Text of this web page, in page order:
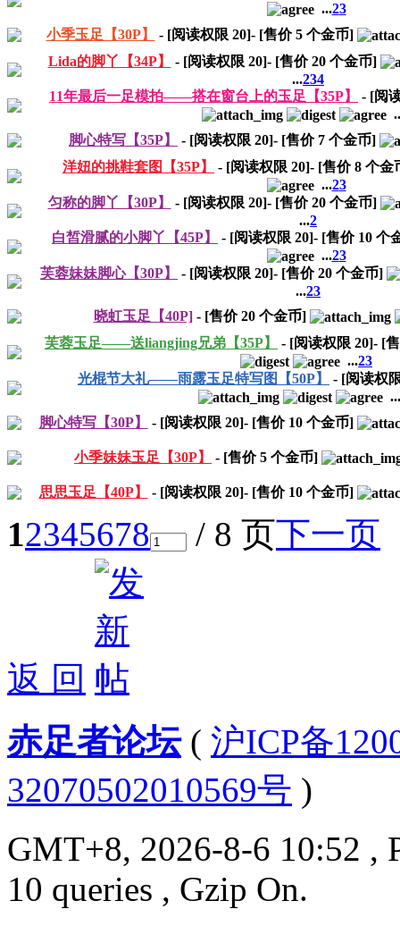
...23
小季玉足【30P】
- [阅读权限 20]- [售价5个金币]
Lida的脚丫【34P】
- [阅读权限 20]- [售价20个金币]
...234
11年最后一足模拍——搭在窗台上的玉足【35P】
- [阅
脚心特写【35P】
- [阅读权限 20]- [售价 7 个金币]
洋妞的挑鞋套图【35P】
- [阅读权限 20]- [售价8 个金
...23
匀称的脚丫【30P】
- [阅读权限 20]- [售价20个金币]
...2
白皙滑腻的小脚丫【45P】
- [阅读权限 20]- [售价 10 个
...23
芙蓉妹妹脚心【30P】
- [阅读权限 20]- [售价20 个金币]
...23
晓虹玉足【40P]- [售价20个金币]
芙蓉玉足——送liangjing兄弟【35P】
- [阅读权限 20]- [
...23
光棍节大礼——雨露玉足特写图【50P】
- [阅读权
...
脚心特写【30P】
- [阅读权限 20]- [售价 10个金币]
小季妹妹玉足【30P】 - [售价5 个金币]
思思玉足【40P】 - [阅读权限 20]- [售价 10个金币]
12345678 / 8 页下一页
返 回
赤足者论坛( 沪ICP备
32070502010569号 )
GMT+8, 2026-8-6 10:52 ,
10 queries , Gzip On.